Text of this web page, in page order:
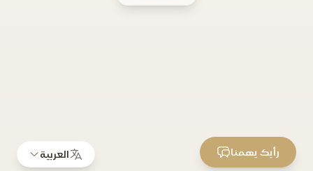
العربية رأيك يهمنا